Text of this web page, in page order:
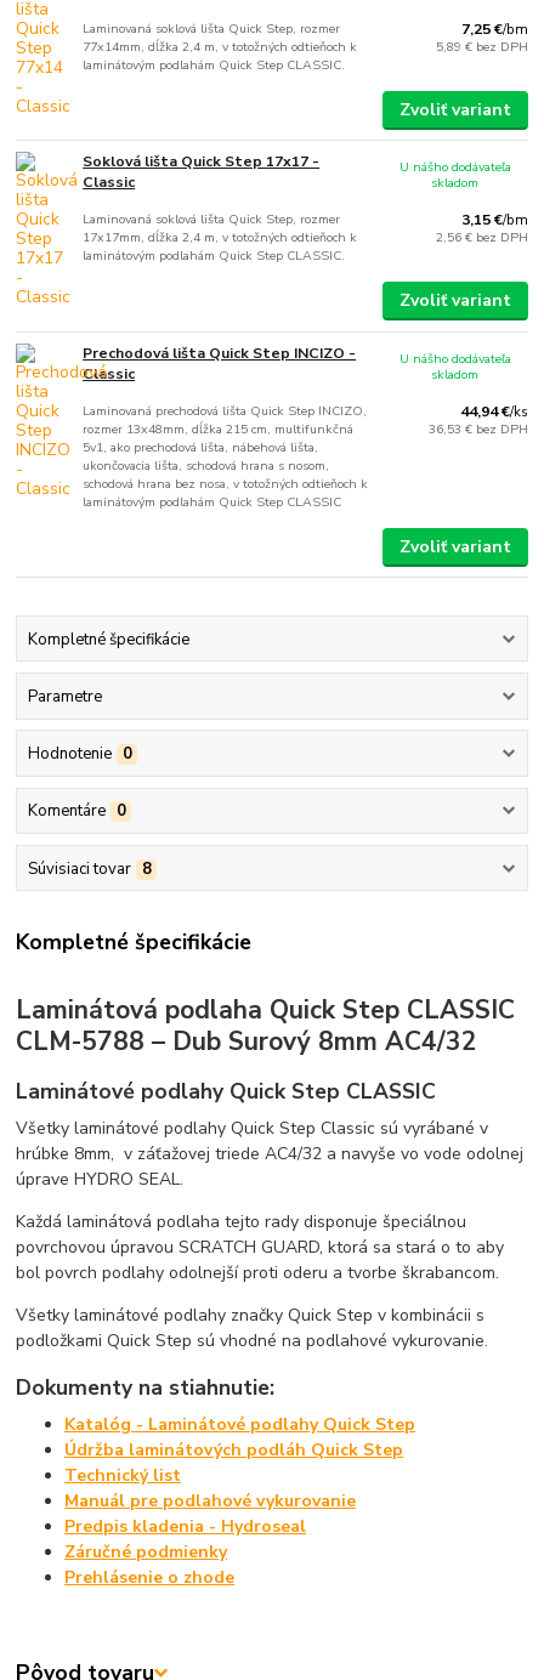
Laminovaná soklová lišta Quick Step, rozmer
77x14mm, dĺžka 2,4 m, v totožných odtieňoch k
laminátovým podlahám Quick Step CLASSIC.
7,25 €/bm
5,89 € bez DPH
Zvoliť variant
Soklová lišta Quick Step 17x17 -
Classic
Laminovaná soklová lišta Quick Step, rozmer
17x17mm, dĺžka 2,4 m, v totožných odtieňoch k
laminátovým podlahám Quick Step CLASSIC.
3,15 €/bm
2,56 € bez DPH
U nášho dodávateľa
skladom
Zvoliť variant
Prechodová lišta Quick Step INCIZO -
Classic
Laminovaná prechodová lišta Quick Step INCIZO,
rozmer 13x48mm, dĺžka 215 cm, multifunkčná
5v1, ako prechodová lišta, nábehová lišta,
ukončovacia lišta, schodová hrana s nosom,
schodová hrana bez nosa, v totožných odtieňoch k
laminátovým podlahám Quick Step CLASSIC
44,94 €/ks
36,53 € bez DPH
U nášho dodávateľa
skladom
Zvoliť variant
Kompletné špecifikácie
Parametre
Hodnotenie 0
Komentáre 0
Súvisiaci tovar 8
Kompletné špecifikácie
Laminátová podlaha Quick Step CLASSIC
CLM-5788 – Dub Surový 8mm AC4/32
Laminátové podlahy Quick Step CLASSIC
Všetky laminátové podlahy Quick Step Classic sú vyrábané v
hrúbke 8mm, v záťažovej triede AC4/32 a navyše vo vode odolnej
úprave HYDRO SEAL.
Každá laminátová podlaha tejto rady disponuje špeciálnou
povrchovou úpravou SCRATCH GUARD, ktorá sa stará o to aby
bol povrch podlahy odolnejší proti oderu a tvorbe škrabancom.
Všetky laminátové podlahy značky Quick Step v kombinácii s
podložkami Quick Step sú vhodné na podlahové vykurovanie.
Dokumenty na stiahnutie:
Katalóg - Laminátové podlahy Quick Step
Údržba laminátových podláh Quick Step
Technický list
Manuál pre podlahové vykurovanie
Predpis kladenia - Hydroseal
Záručné podmienky
Prehlásenie o zhode
Pôvod tovaru